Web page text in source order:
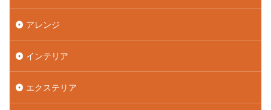
アレンジ
インテリア
エクステリア